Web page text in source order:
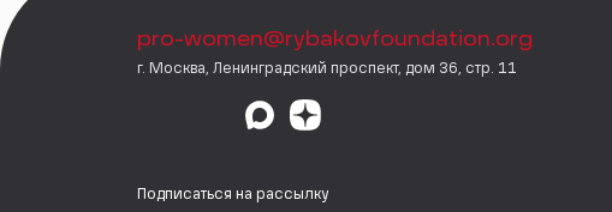
pro-women@rybakovfoundation.org
г. Москва, Ленинградский проспект, дом 36, стр. 11
Подписаться на рассылку